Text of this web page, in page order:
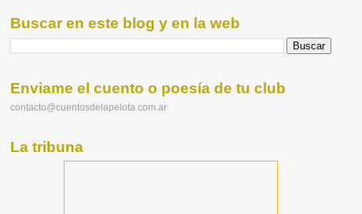
Buscar en este blog y en la web
Enviame el cuento o poesía de tu club
contacto@cuentosdelapelota.com.ar
La tribuna